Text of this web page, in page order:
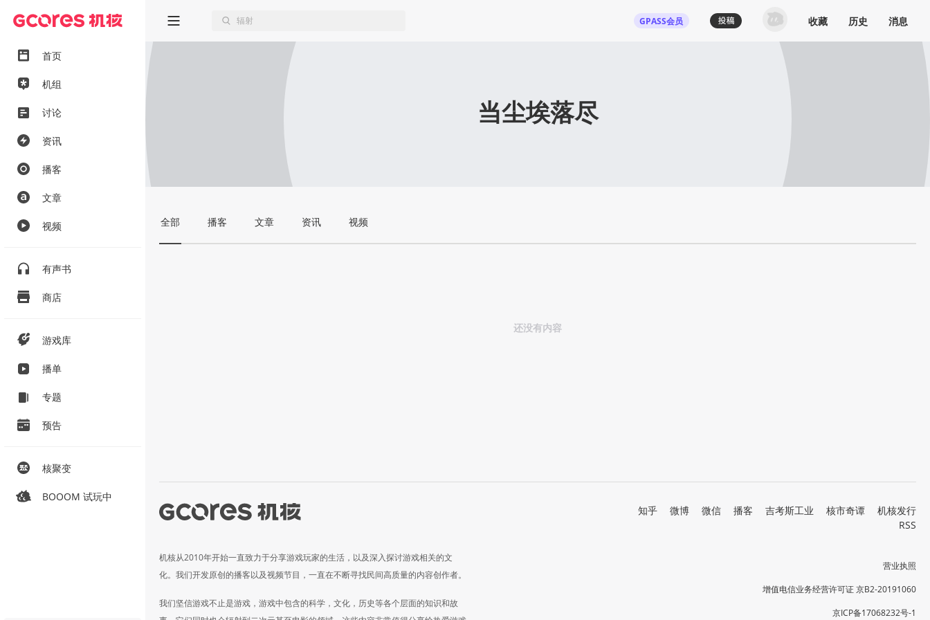
首页
机组
讨论
资讯
播客
文章
视频
有声书
商店
游戏库
播单
专题
预告
核聚变
BOOOM 试玩中
GPASS会员 收藏 历史 消息
当尘埃落尽
全部 播客 文章 资讯 视频
还没有内容
机核从2010年开始一直致力于分享游戏玩家的生活，以及深入探讨游戏相关的文
化。我们开发原创的播客以及视频节目，一直在不断寻找民间高质量的内容创作者。
我们坚信游戏不止是游戏，游戏中包含的科学，文化，历史等各个层面的知识和故
知乎 微博 微信 播客 吉考斯工业 核市奇谭
机核发行
RSS
营业执照
增值电信业务经营许可证 京B2-20191060
京ICP备17068232号-1